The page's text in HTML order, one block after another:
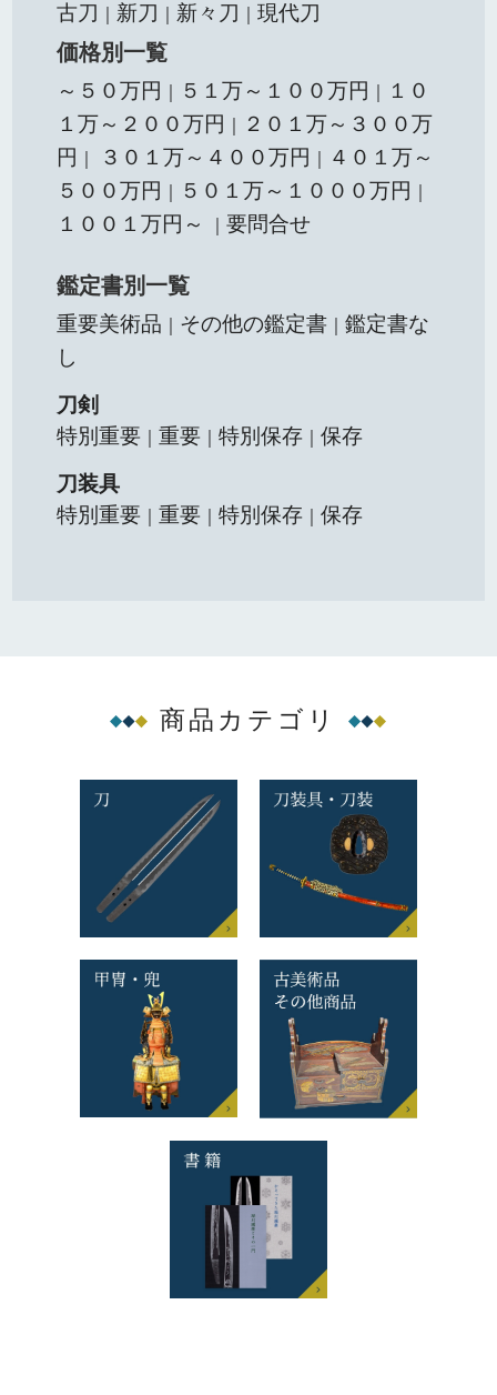
古刀 新刀 新々刀 ｜現代刀
価格別一覧
～５０万円 ５１万～１００万円
１０
１万～２００万円
２０１万～３００万
円
３０１万～４００万円
４０１万～
５００万円
５０１万～１０００万円
１００１万円～ ｜要問合せ
鑑定書別一覧
重要美術品 その他の鑑定書 ｜鑑定書な
し
刀剣
特別重要 ｜重要 ｜特別保存 ｜保存
刀装具
特別重要 ｜重要 ｜特別保存 ｜保存
商品カテゴリ